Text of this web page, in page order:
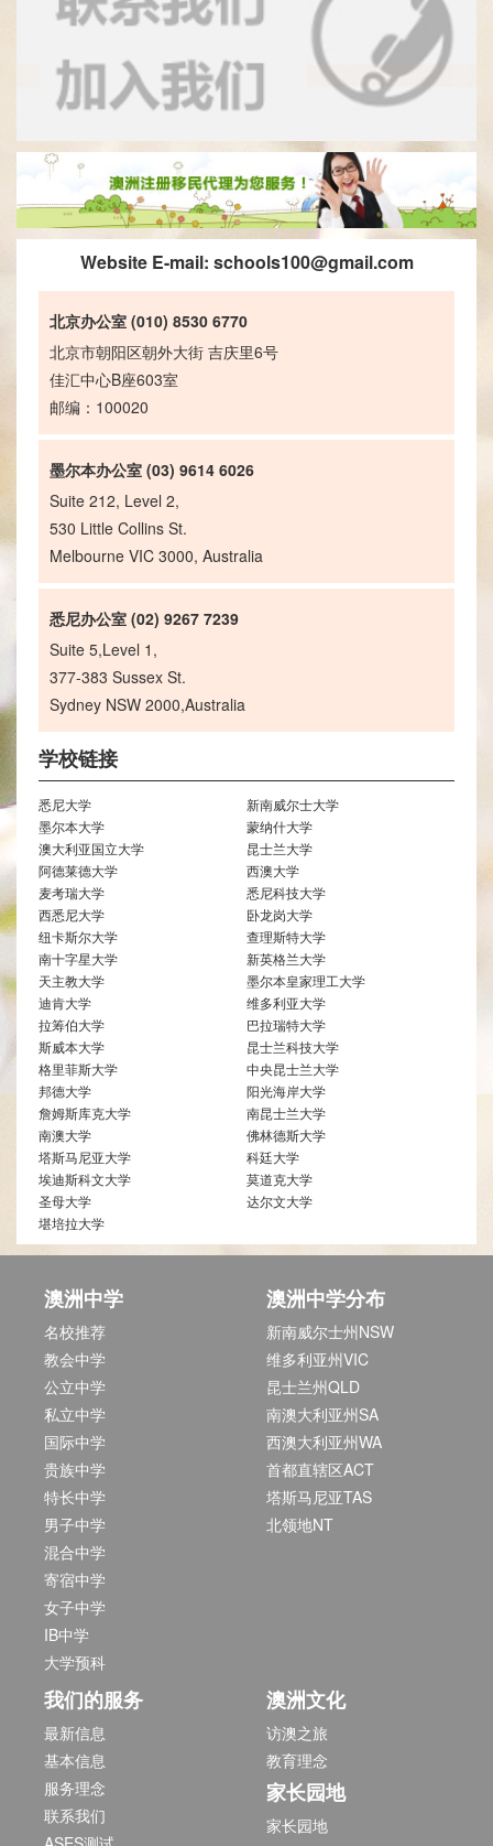
Website E-mail: schools100@gmail.com
北京办公室 (010) 8530 6770
北京市朝阳区朝外大街 吉庆里6号
佳汇中心B座603室
邮编：100020
墨尔本办公室 (03) 9614 6026
Suite 212, Level 2,
530 Little Collins St.
Melbourne VIC 3000, Australia
悉尼办公室 (02) 9267 7239
Suite 5,Level 1,
377-383 Sussex St.
Sydney NSW 2000,Australia
学校链接
悉尼大学
新南威尔士大学
墨尔本大学
蒙纳什大学
澳大利亚国立大学
昆士兰大学
阿德莱德大学
西澳大学
麦考瑞大学
悉尼科技大学
西悉尼大学
卧龙岗大学
纽卡斯尔大学
查理斯特大学
南十字星大学
新英格兰大学
天主教大学
墨尔本皇家理工大学
迪肯大学
维多利亚大学
拉筹伯大学
巴拉瑞特大学
斯威本大学
昆士兰科技大学
格里菲斯大学
中央昆士兰大学
邦德大学
阳光海岸大学
詹姆斯库克大学
南昆士兰大学
南澳大学
佛林德斯大学
塔斯马尼亚大学
科廷大学
埃迪斯科文大学
莫道克大学
圣母大学
达尔文大学
堪培拉大学
澳洲中学
名校推荐
教会中学
公立中学
私立中学
国际中学
贵族中学
特长中学
男子中学
混合中学
寄宿中学
女子中学
IB中学
大学预科
澳洲中学分布
新南威尔士州NSW
维多利亚州VIC
昆士兰州QLD
南澳大利亚州SA
西澳大利亚州WA
首都直辖区ACT
塔斯马尼亚TAS
北领地NT
我们的服务
最新信息
基本信息
服务理念
联系我们
澳洲文化
访澳之旅
教育理念
家长园地
家长园地